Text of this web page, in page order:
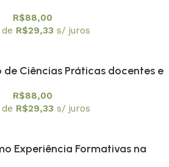
R$88,00
R$29,33 s/ juros
de Ciências Práticas docentes e
R$88,00
R$29,33 s/ juros
Experiência Formativas na